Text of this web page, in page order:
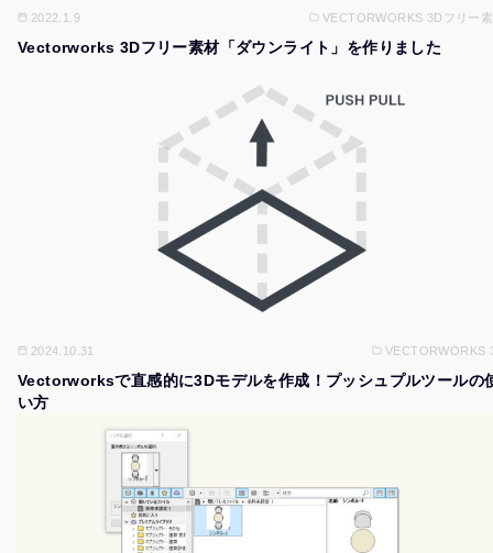
2022.1.9 VECTORWORKS 3Dフリー
Vectorworks 3Dフリー素材「ダウンライト」を作りました
2024.10.31 VECTORWORKS
Vectorworksで直感的に3Dモデルを作成！プッシュプルツールの
い方